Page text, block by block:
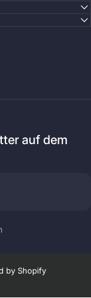
auf dem
by Shopify